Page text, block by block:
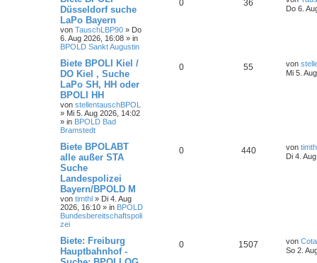
Düsseldorf suche
LaPo Bayern
von TauschLBP90 » Do
6. Aug 2026, 16:08 » in
BPOLD Sankt Augustin
0 36
Do 6.
Biete BPOLI Kiel /
DO Kiel , Suche
LaPo SH, HH oder
BPOLI HH
von stellentauschBPOL
» Mi 5. Aug 2026, 14:02
» in BPOLD Bad
Bramstedt
0 55 von
Mi 5.
Biete BPOLABT
alle außer STA
Suche
Landespolizei
Bayern/BPOLD M
von timthl » Di 4. Aug
2026, 16:10 » in BPOLD
Bundesbereitschaftspoli
zei
0 440 von
Di 4.
Biete: Freiburg
Hauptbahnhof -
0 1507 von
So 2.